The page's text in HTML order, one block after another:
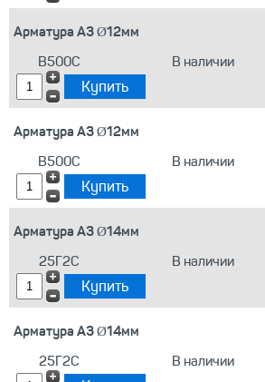
Арматура А3 Ø12мм
В500С
В наличии
Арматура А3 Ø12мм
В500С
В наличии
Арматура А3 Ø14мм
25Г2С
В наличии
Арматура А3 Ø14мм
25Г2С
В наличии